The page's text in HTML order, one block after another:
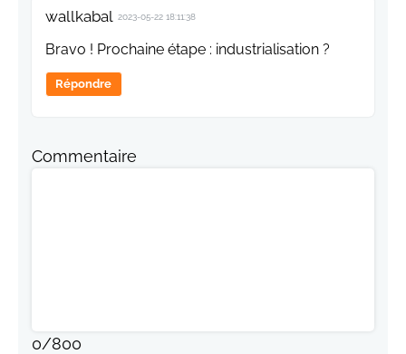
wallkabal 2023-05-22 18:11:38
Bravo ! Prochaine étape : industrialisation ?
Répondre
Commentaire
0/800